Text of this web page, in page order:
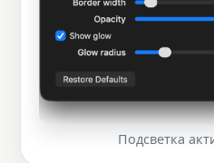
Подсветка